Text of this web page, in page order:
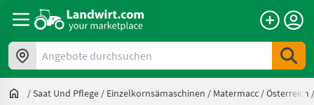
Angebote durchsuchen
/Saat Und Pflege / Einzelkornsämaschinen / Matermacc /Österreich